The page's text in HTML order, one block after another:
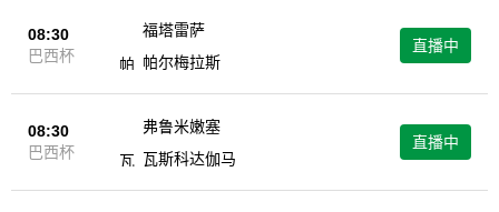
08:30
巴西杯
福塔雷萨
帕尔梅拉斯
直播中
08:30
巴西杯
弗鲁米嫩塞
瓦斯科达伽马
直播中